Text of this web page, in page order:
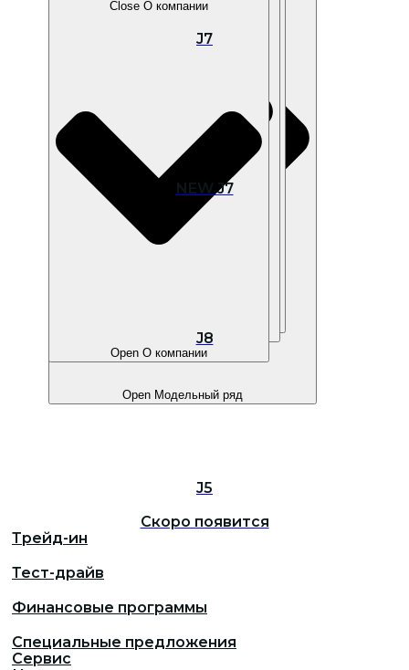
Open В наличии
Open Модельный ряд
Open Владельцам
Close О компании
Open О компании
J7
NEW J7
J8
J5
Скоро появится
Трейд-ин
Тест-драйв
Финансовые программы
Специальные предложения
Сервис